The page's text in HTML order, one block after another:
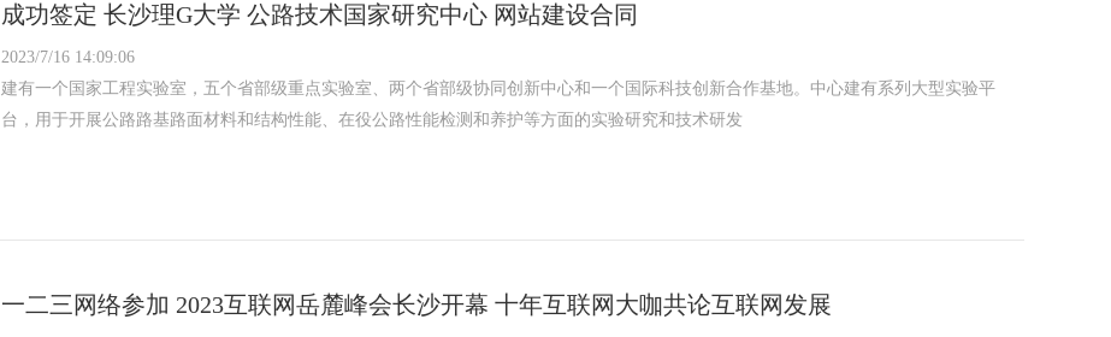
成功签定 长沙理G大学 公路技术国家研究中心 网站建设合同
2023/7/16 14:09:06
​建有一个国家工程实验室，五个省部级重点实验室、两个省部级协同创新中心和一个国际科技创新合作基地。中心建有系列大型实验平
台，用于开展公路路基路面材料和结构性能、在役公路性能检测和养护等方面的实验研究和技术研发
一二三网络参加 2023互联网岳麓峰会长沙开幕 十年互联网大咖共论互联网发展